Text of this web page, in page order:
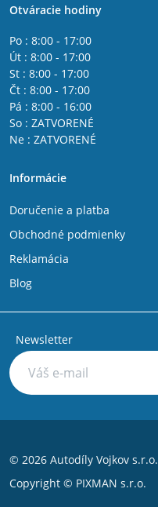
Otváracie hodiny
Po : 8:00 - 17:00
Út : 8:00 - 17:00
St : 8:00 - 17:00
Čt : 8:00 - 17:00
Pá : 8:00 - 16:00
So : ZATVORENÉ
Ne : ZATVORENÉ
Informácie
Doručenie a platba
Obchodné podmienky
Reklamácia
Blog
Newsletter
© 2026 Autodíly Vojkov s.r.o.
Copyright © PIXMAN s.r.o.